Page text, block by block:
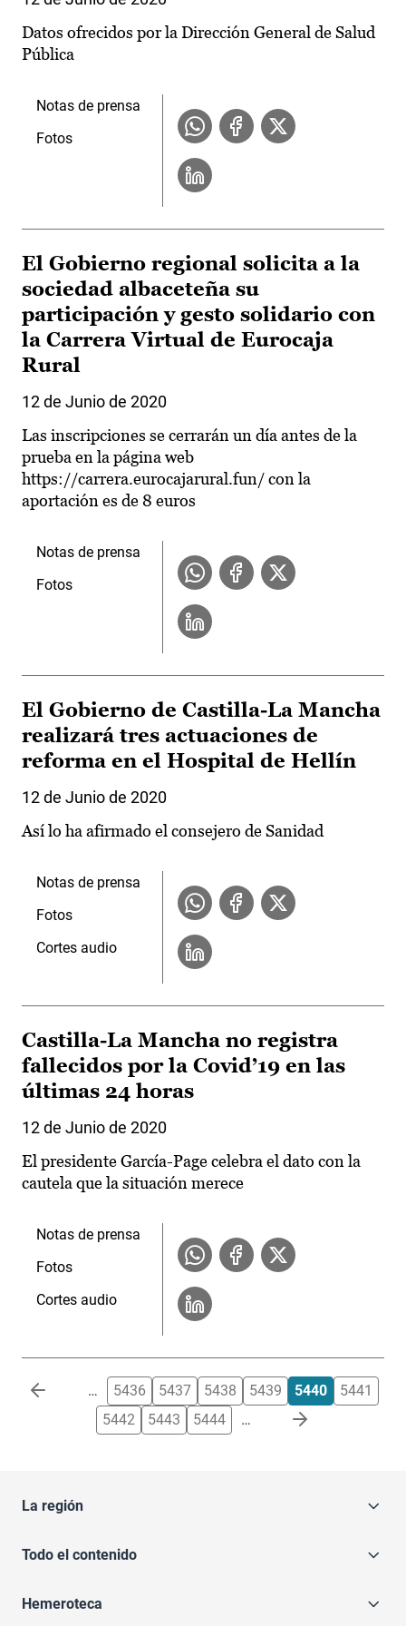
Datos ofrecidos por la Dirección General de Salud
Pública
Notas de prensa
Fotos
El Gobierno regional solicita a la
sociedad albaceteña su
participación y gesto solidario con
la Carrera Virtual de Eurocaja
Rural
12 de Junio de 2020
Las inscripciones se cerrarán un día antes de la
prueba en la página web
https://carrera.eurocajarural.fun/ con la
aportación es de 8 euros
Notas de prensa
Fotos
El Gobierno de Castilla-La Mancha
realizará tres actuaciones de
reforma en el Hospital de Hellín
12 de Junio de 2020
Así lo ha afirmado el consejero de Sanidad
Notas de prensa
Fotos
Cortes audio
Castilla-La Mancha no registra
fallecidos por la Covid’19 en las
últimas 24 horas
12 de Junio de 2020
El presidente García-Page celebra el dato con la
cautela que la situación merece
Notas de prensa
Fotos
Cortes audio
Paginación … 5436 5437 5438 5439 5440
5441
5442
5443 5444 …
La región
Todo el contenido
Hemeroteca